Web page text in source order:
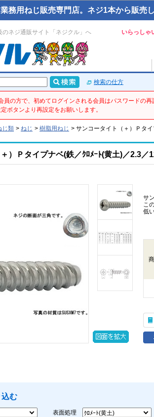
業務用ねじ販売専門店。ネジ1本から販売
のネジ通販サイト「ネジクル」へ いらっしゃ
検索の仕方
の方で、初めてログインされる会員はパスワードの再
ボタンより再設定をお願いします。
じ類 > ねじ > 樹脂用ねじ > サンコータイト（＋）Ｐタ
）Ｐタイプナベ(鉄／ｸﾛﾒｰﾄ(黄土)／2.3／
サ
こ
低
む
表面処理